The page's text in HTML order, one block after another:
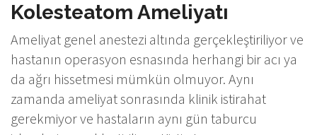
Kolesteatom Ameliyatı
Ameliyat genel anestezi altında gerçekleştiriliyor ve
hastanın operasyon esnasında herhangi bir acı ya
da ağrı hissetmesi mümkün olmuyor. Aynı
zamanda ameliyat sonrasında klinik istirahat
gerekmiyor ve hastaların aynı gün taburcu